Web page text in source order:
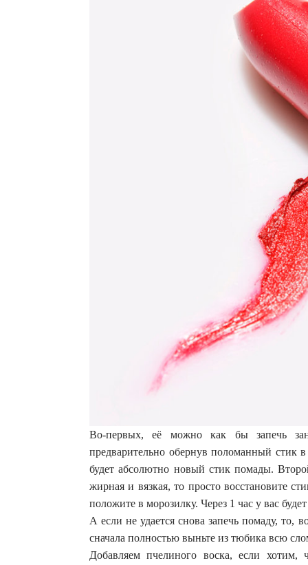
Во-первых, её можно как бы запечь
предварительно обернув поломанный стик
будет абсолютно новый стик помады.
жирная и вязкая, то просто восстановите
положите в морозилку. Через 1 час у вас
А если не удается снова запечь помаду, то,
сначала полностью выньте из тюбика всю
Добавляем пчелиного воска, если